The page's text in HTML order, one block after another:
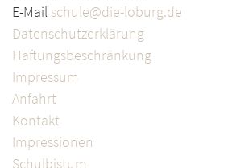
E-Mail schule@die-loburg.de
Datenschutzerklärung
Haftungsbeschränkung
Impressum
Anfahrt
Kontakt
Impressionen
Schulbistum